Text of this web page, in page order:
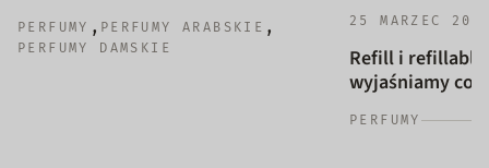
PERFUMY , PERFUMY ARABSKIE ,
PERFUMY DAMSKIE
25 MARZEC
Refill i refillable
wyjaśniamy co
PERFUMY